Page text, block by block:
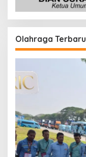
Olahraga Terbaru